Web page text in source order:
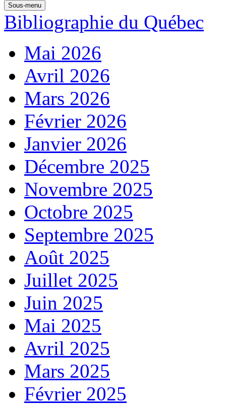
Sous-menu
Bibliographie du Québec
Mai 2026
Avril 2026
Mars 2026
Février 2026
Janvier 2026
Décembre 2025
Novembre 2025
Octobre 2025
Septembre 2025
Août 2025
Juillet 2025
Juin 2025
Mai 2025
Avril 2025
Mars 2025
Février 2025